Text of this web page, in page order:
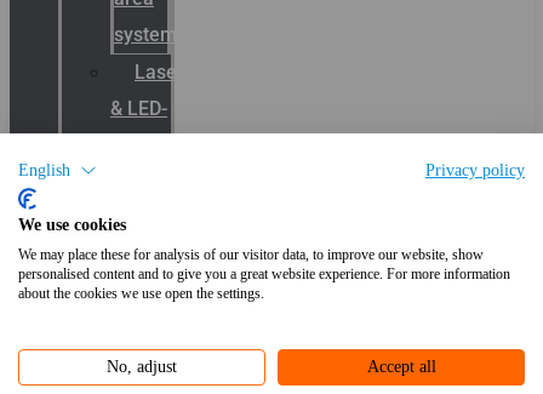
English Privacy policy
We use cookies
We may place these for analysis of our visitor data, to improve our website, show
personalised content and to give you a great website experience. For more information
about the cookies we use open the settings.
No, adjust Accept all
systemen
Laserbelijning
& LED-
Productcatalogus
ATEX
RVS